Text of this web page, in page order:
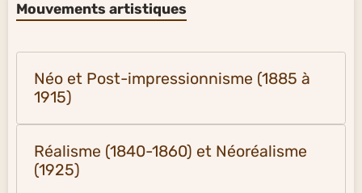
Mouvements artistiques
Néo et Post-impressionnisme (1885 à
1915)
Réalisme (1840-1860) et Néoréalisme
(1925)